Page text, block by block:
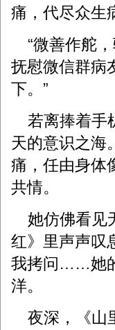
痛，代尽众生
“微善作舵，
抚慰微信群病
下。”
若离捧着手
天的意识之海
痛，任由身体
共情。
她仿佛看见
红》里声声叹
我拷问……她
洋。
夜深，《山